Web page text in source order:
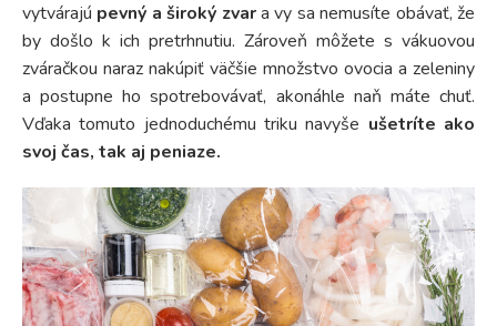
vytvárajú pevný a široký zvara vy sa nemusíte obávať, že
by došlo k ich pretrhnutiu. Zároveň môžete s vákuovou
zváračkou naraz nakúpiť väčšie množstvo ovocia a zeleniny
a postupne ho spotrebovávať, akonáhle naň máte chuť.
Vďaka tomuto jednoduchému triku navyše ušetríte ako
svoj čas, tak aj peniaze.